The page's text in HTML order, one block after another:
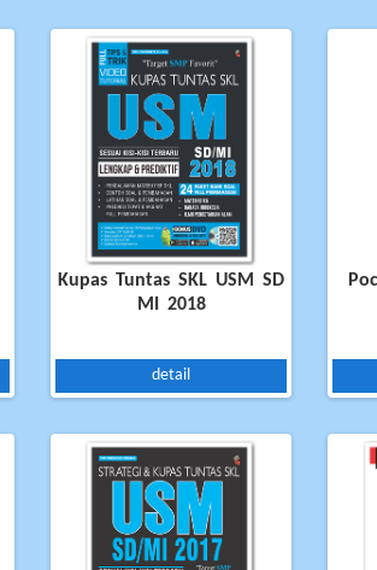
Kupas Tuntas SKL USM SD
MI 2018
detail